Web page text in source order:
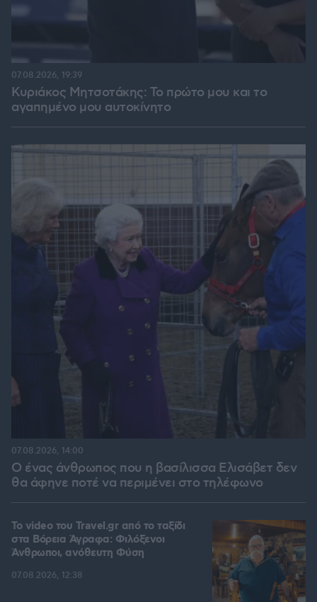
Κυριάκος Μητσοτάκης: Το πρώτο μου και το
αγαπημένο μου αυτοκίνητο
07.08.2026, 19:39
Ο ένας άνθρωπος που η βασίλισσα Ελισάβετ δεν
θα άφηνε ποτέ να περιμένει στο τηλέφωνο
07.08.2026, 14:00
To video του Travel.gr από το ταξίδι
στα Βόρεια Άγραφα: Φιλόξενοι
Άνθρωποι, ανόθευτη Φύση
07.08.2026, 12:38